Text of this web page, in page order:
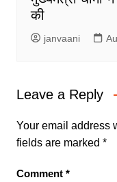
की
janvaani
Leave a Reply
Your email address
fields are marked *
Comment *